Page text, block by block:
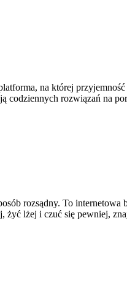
na której
codziennych rozwiązań na
rozsądny. To internetowa
lżej i czuć się pewniej,